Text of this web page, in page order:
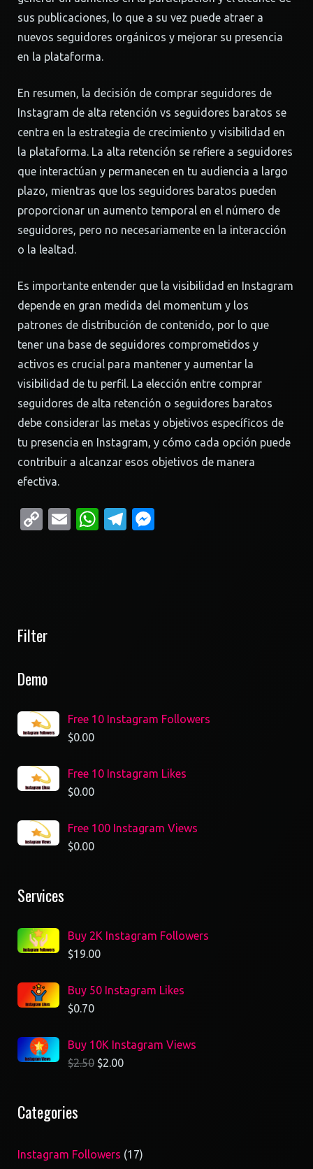
sus publicaciones, lo que a su vez puede atraer a
nuevos seguidores orgánicos y mejorar su presencia
en la plataforma.
En resumen, la decisión de comprar seguidores de
Instagram de alta retención vs seguidores baratos se
centra en la estrategia de crecimiento y visibilidad en
la plataforma. La alta retención se refiere a seguidores
que interactúan y permanecen en tu audiencia a largo
plazo, mientras que los seguidores baratos pueden
proporcionar un aumento temporal en el número de
seguidores, pero no necesariamente en la interacción
o la lealtad.
Es importante entender que la visibilidad en Instagram
depende en gran medida del momentum y los
patrones de distribución de contenido, por lo que
tener una base de seguidores comprometidos y
activos es crucial para mantener y aumentar la
visibilidad de tu perfil. La elección entre comprar
seguidores de alta retención o seguidores baratos
debe considerar las metas y objetivos específicos de
tu presencia en Instagram, y cómo cada opción puede
contribuir a alcanzar esos objetivos de manera
efectiva.
CopyEmailWhatsApp
Telegram
Filter
Demo
Free 10 Instagram Followers
$0.00
Free 10 Instagram Likes
$0.00
Free 100 Instagram Views
$0.00
Services
Buy 2K Instagram Followers
$19.00
Buy 50 Instagram Likes
$0.70
Buy 10K Instagram Views
$2.50 $2.00
Categories
Instagram Followers 1717